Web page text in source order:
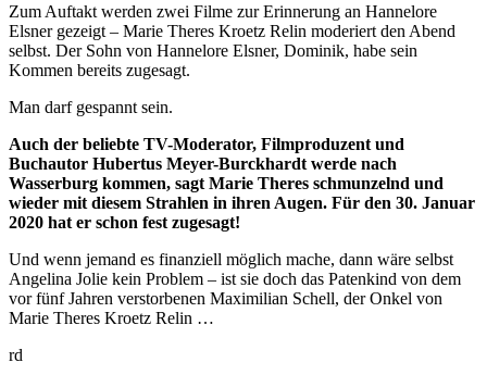
Zum Auftakt werden zwei Filme zur Erinnerung an Hannelore
Elsner gezeigt – Marie Theres Kroetz Relin moderiert den Abend
selbst. Der Sohn von Hannelore Elsner, Dominik, habe sein
Kommen bereits zugesagt.
Man darf gespannt sein.
Auch der beliebte TV-Moderator, Filmproduzent und
Buchautor Hubertus Meyer-Burckhardt werde nach
Wasserburg kommen, sagt Marie Theres schmunzelnd und
wieder mit diesem Strahlen in ihren Augen. Für den 30. Januar
2020 hat er schon fest zugesagt!
Und wenn jemand es finanziell möglich mache, dann wäre selbst
Angelina Jolie kein Problem – ist sie doch das Patenkind von dem
vor fünf Jahren verstorbenen Maximilian Schell, der Onkel von
Marie Theres Kroetz Relin …
rd